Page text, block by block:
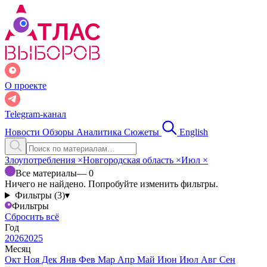
О проекте
Telegram-канал
Новости Обзоры Аналитика Сюжеты English
Злоупотребления ×Новгородская область ×Июл ×
Все материалы— 0
Ничего не найдено. Попробуйте изменить фильтры.
Фильтры (3)▾
Фильтры
Сбросить всё
Год
20262025
Месяц
Окт Ноя Дек Янв Фев Мар Апр Май Июн Июл Авг Сен